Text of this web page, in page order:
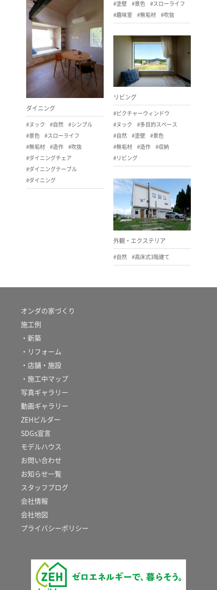
#塗壁 #景色 #スローライフ
#趣味室 #無垢材 #吹抜
ダイニング
#ヌック #自然 #シンプル
#景色 #スローライフ
#無垢材 #造作 #吹抜
#ダイニングチェア
#ダイニングテーブル
#ダイニング
リビング
#ピクチャーウィンドウ
#ヌック #多目的スペース
#自然 #塗壁 #景色
#無垢材 #造作 #収納
#リビング
外観・エクステリア
#自然 #高床式3階建て
オンダの家づくり
施工例
・新築
・リフォーム
・店舗・施設
・施工中マップ
写真ギャラリー
動画ギャラリー
ZEHビルダー
SDGs宣言
モデルハウス
お問い合わせ
お知らせ一覧
スタッフブログ
会社情報
会社地図
プライバシーポリシー